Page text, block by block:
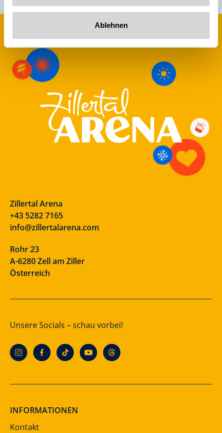
Ablehnen
Zillertal Arena
+43 5282 7165
info@zillertalarena.com
Rohr 23
A-6280 Zell am Ziller
Österreich
Unsere Socials – schau vorbei!
INFORMATIONEN
Kontakt